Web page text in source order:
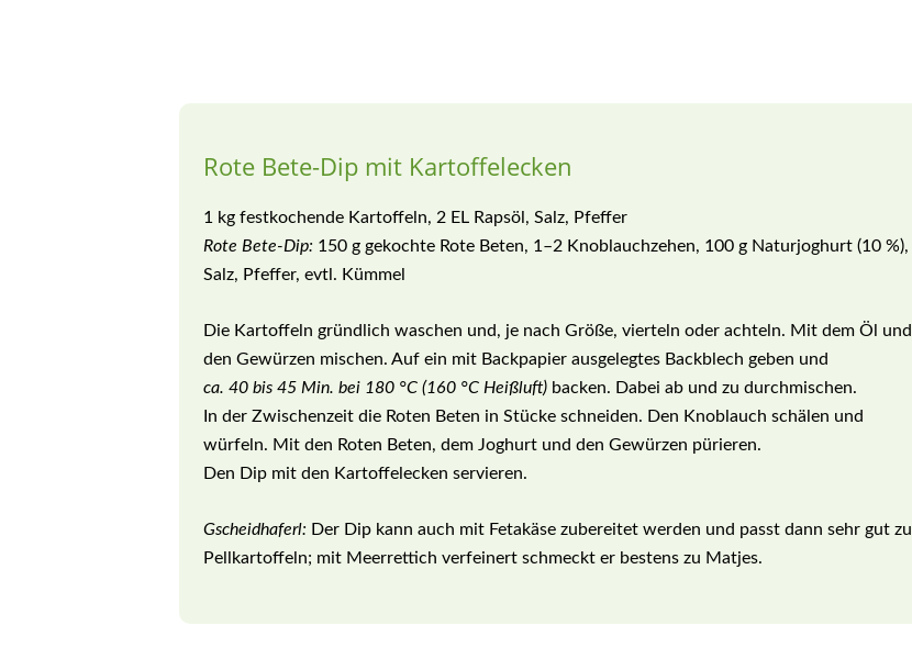
Rote Bete-Dip mit Kartoffelecken
1 kg festkochende Kartoffeln, 2 EL Rapsöl, Salz, Pfeffer
Rote Bete-Dip: 150 g gekochte Rote Beten, 1–2 Knoblauchzehen, 100 g Naturjoghurt (10 %),
Salz, Pfeffer, evtl. Kümmel
Die Kartoffeln gründlich waschen und, je nach Größe, vierteln oder achteln. Mit dem Öl und
den Gewürzen mischen. Auf ein mit Backpapier ausgelegtes Backblech geben und
ca. 40 bis 45 Min. bei 180 °C (160 °C Heißluft)backen. Dabei ab und zu durchmischen.
In der Zwischenzeit die Roten Beten in Stücke schneiden. Den Knoblauch schälen und
würfeln. Mit den Roten Beten, dem Joghurt und den Gewürzen pürieren.
Den Dip mit den Kartoffelecken servieren.
Gscheidhaferl: Der Dip kann auch mit Fetakäse zubereitet werden und passt dann sehr gut zu
Pellkartoffeln; mit Meerrettich verfeinert schmeckt er bestens zu Matjes.